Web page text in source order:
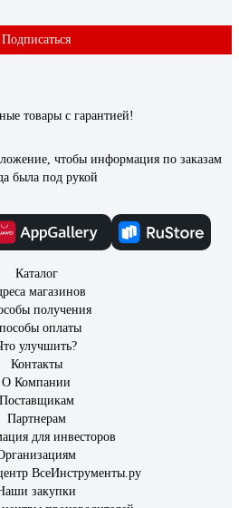
Подписаться
товары с гарантией!
чтобы информация по заказам
была под рукой
Каталог
магазинов
получения
оплаты
улучшить?
Контакты
О Компании
Поставщикам
Партнерам
для инвесторов
ВсеИнструменты.ру
закупки